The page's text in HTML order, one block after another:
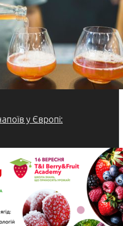
у Європі: